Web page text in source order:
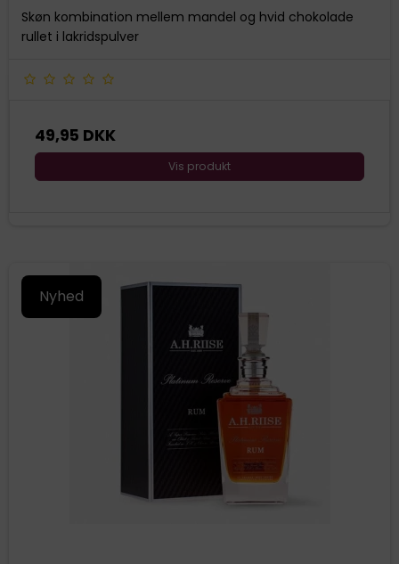
Skøn kombination mellem mandel og hvid chokolade
rullet i lakridspulver
49,95 DKK
Vis produkt
Nyhed